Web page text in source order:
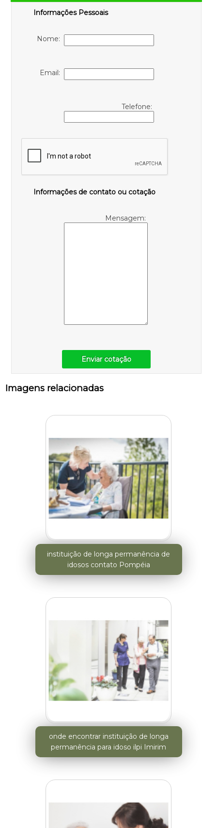
Informações Pessoais
Nome:
Email:
Telefone:
Informações de contato ou cotação
Mensagem:
Enviar cotação
Imagens relacionadas
instituição de longa permanência de
idosos contato Pompéia
onde encontrar instituição de longa
permanência para idoso ilpi Imirim